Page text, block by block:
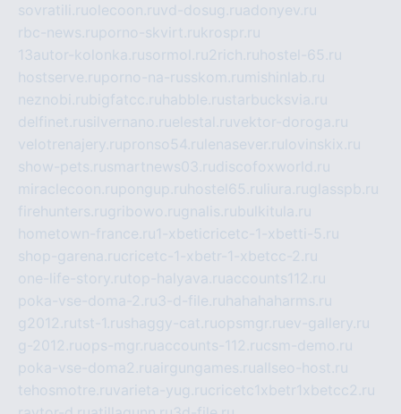
sovratili.ruolecoon.ruvd-dosug.ruadonyev.ru
rbc-news.ruporno-skvirt.rukrospr.ru
13autor-kolonka.rusormol.ru2rich.ru hostel-65.ru
hostserve.ruporno-na-russkom.ru mishinlab.ru
neznobi.rubigfatcc.ru habble.rustarbucksvia.ru
delfinet.rusilvernano.ruelestal.ruvektor-doroga.ru
velotrenajery.rupronso54.ru lenasever.ru lovinskix.ru
show-pets.rusmartnews03.rudiscofoxworld.ru
miraclecoon.rupongup.ru hostel65.ru liura.ruglasspb.ru
firehunters.rugribowo.rugnalis.rubulkitula.ru
hometown-france.ru1-xbeticricetc-1-xbetti-5.ru
shop-garena.rucricetc-1-xbetr-1-xbetcc-2.ru
one-life-story.rutop-halyava.ruaccounts112.ru
poka-vse-doma-2.ru3-d-file.ru hahahaharms.ru
g2012.rutst-1.rushaggy-cat.ruopsmgr.ruev-gallery.ru
g-2012.ruops-mgr.ruaccounts-112.rucsm-demo.ru
poka-vse-doma2.ruairgungames.ruallseo-host.ru
tehosmotre.ruvarieta-yug.rucricetc1xbetr1xbetcc2.ru